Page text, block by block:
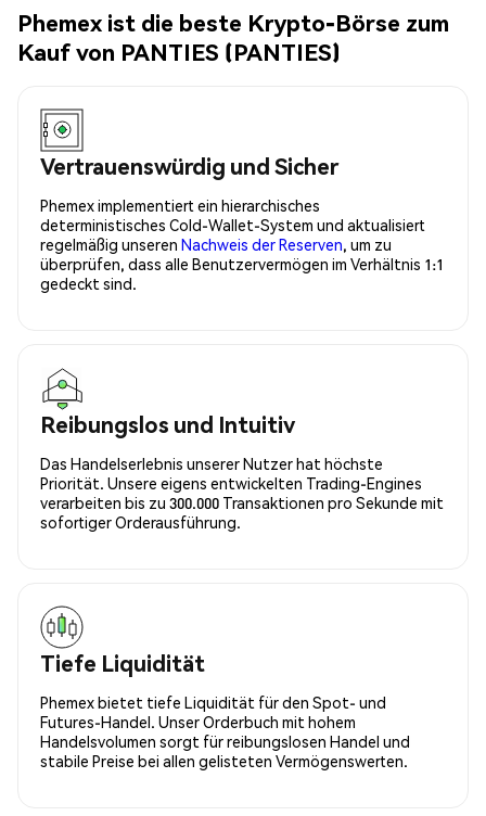
Phemex ist die beste Krypto-Börse zum
Kauf von PANTIES (PANTIES)
Vertrauenswürdig und Sicher
Phemex implementiert ein hierarchisches
deterministisches Cold-Wallet-System und aktualisiert
regelmäßig unseren Nachweis der Reserven, um zu
überprüfen, dass alle Benutzervermögen im Verhältnis 1:1
gedeckt sind.
Reibungslos und Intuitiv
Das Handelserlebnis unserer Nutzer hat höchste
Priorität. Unsere eigens entwickelten Trading-Engines
verarbeiten bis zu 300.000 Transaktionen pro Sekunde mit
sofortiger Orderausführung.
Tiefe Liquidität
Phemex bietet tiefe Liquidität für den Spot- und
Futures-Handel. Unser Orderbuch mit hohem
Handelsvolumen sorgt für reibungslosen Handel und
stabile Preise bei allen gelisteten Vermögenswerten.